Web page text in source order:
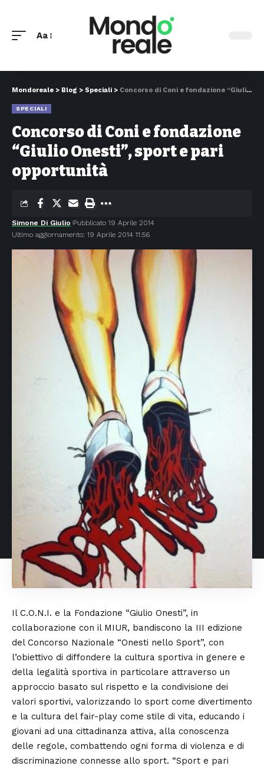
Aa
Mondoreale > Blog > Speciali > Concorso di Coni e fondazione “Giulio Onesti”, sport e pari opportunità
SPECIALI
Concorso di Coni e fondazione
“Giulio Onesti”, sport e pari
opportunità
Ultimo aggiornamento: 19 Aprile 2014 11:56
Simone Di Giulio Pubblicato 19 Aprile 2014
Il C.O.N.I. e la Fondazione “Giulio Onesti”, in
collaborazione con il MIUR, bandiscono la III edizione
del Concorso Nazionale “Onesti nello Sport”, con
l’obiettivo di diffondere la cultura sportiva in genere e
della legalità sportiva in particolare attraverso un
approccio basato sul rispetto e la condivisione dei
valori sportivi, valorizzando lo sport come divertimento
e la cultura del fair-play come stile di vita, educando i
giovani ad una cittadinanza attiva, alla conoscenza
delle regole, combattendo ogni forma di violenza e di
discriminazione connesse allo sport. “Sport e pari